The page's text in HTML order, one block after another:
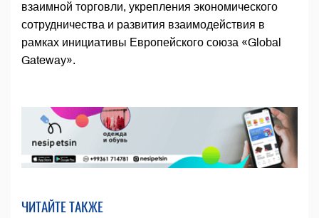
взаимной торговли, укрепления экономического
сотрудничества и развития взаимодействия в
рамках инициативы Европейского союза «Global
Gateway».
ЧИТАЙТЕ ТАКЖЕ